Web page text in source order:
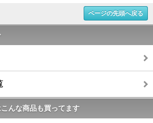
ページの先頭へ戻る
んな商品も買ってます